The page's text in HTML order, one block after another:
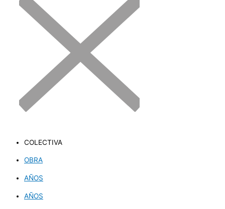
COLECTIVA
OBRA
AÑOS
AÑOS